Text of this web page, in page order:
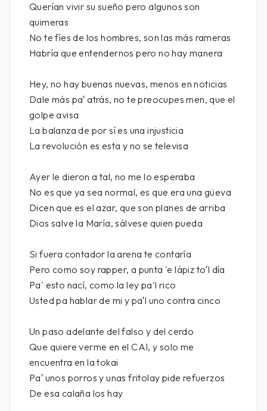
Querían vivir su sueño pero algunos son
quimeras
No te fíes de los hombres, son las más rameras
Habría que entendernos pero no hay manera
Hey, no hay buenas nuevas, menos en noticias
Dale más pa′ atrás, no te preocupes men, que el
golpe avisa
La balanza de por sí es una injusticia
La revolución es esta y no se televisa
Ayer le dieron a tal, no me lo esperaba
No es que ya sea normal, es que era una güeva
Dicen que es el azar, que son planes de arriba
Dios salve la María, sálvese quien pueda
Si fuera contador la arena te contaría
Pero como soy rapper, a punta 'e lápiz to′l día
Pa' esto nací, como la ley pa'l rico
Usted pa hablar de mi y pa′l uno contra cinco
Un paso adelante del falso y del cerdo
Que quiere verme en el CAI, y solo me
encuentra en la tokai
Pa′ unos porros y unas fritolay pide refuerzos
De esa calaña los hay